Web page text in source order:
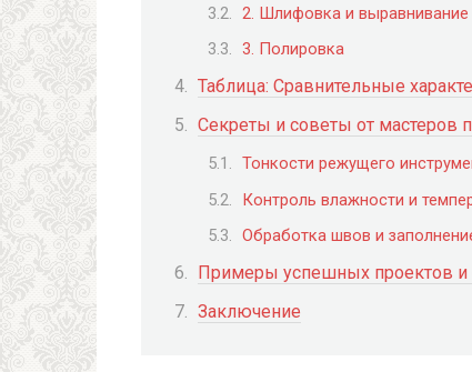
2. Шлифовка и выравнивание
3. Полировка
Таблица: Сравнительные
Секреты и советы от мастеров
Тонкости режущего
Контроль влажности и
Обработка швов и
Примеры успешных проектов и
Заключение